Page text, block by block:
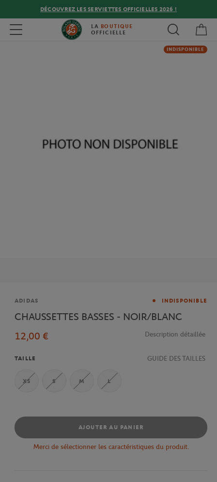
DÉCOUVREZ LES SERVIETTES OFFICIELLES 2026 !
Toggle navigation LA BOUTIQUE
OFFICIELLE
INDISPONIBLE
Marque
ADIDAS INDISPONIBLE
CHAUSSETTES BASSES - NOIR/BLANC
12,00 €
Description détaillée
TAILLE GUIDE DES TAILLES
XS S M L
AJOUTER AU PANIER
Merci de sélectionner les caractéristiques du produit.